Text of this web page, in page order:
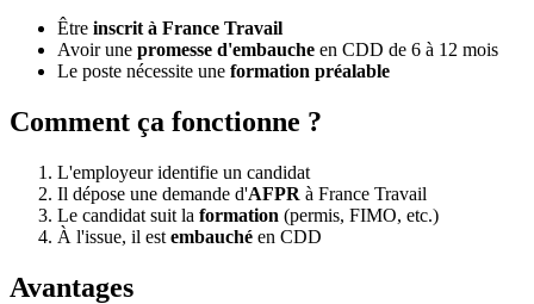
Être inscrit à France Travail
Avoir une promesse d'embauche en CDD de 6 à 12 mois
Le poste nécessite une formation préalable
Comment ça fonctionne ?
L'employeur identifie un candidat
Il dépose une demande d'AFPR à France Travail
Le candidat suit la formation (permis, FIMO, etc.)
À l'issue, il est embauché en CDD
Avantages